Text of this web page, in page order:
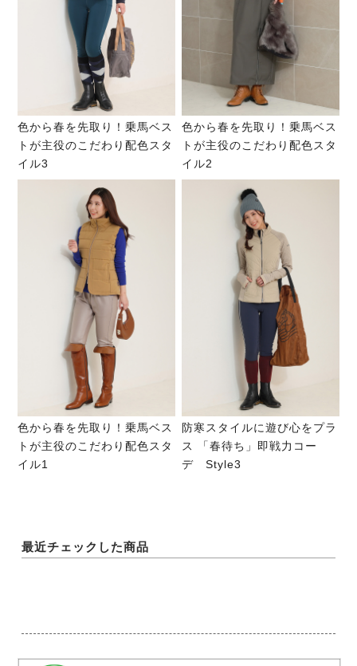
色から春を先取り！乗馬ベス
トが主役のこだわり配色スタ
イル3
色から春を先取り！乗馬ベス
トが主役のこだわり配色スタ
イル2
色から春を先取り！乗馬ベス
トが主役のこだわり配色スタ
イル1
防寒スタイルに遊び心をプラ
ス 「春待ち」即戦力コー
デ Style3
最近チェックした商品